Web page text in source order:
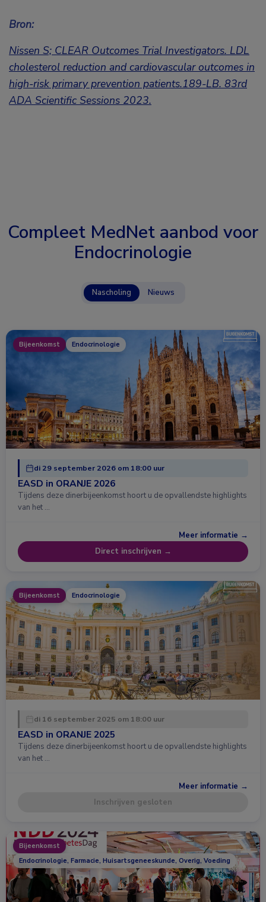
Bron:
Nissen S; CLEAR Outcomes Trial Investigators. LDL
cholesterol reduction and cardiovascular outcomes in
high-risk primary prevention patients.189-LB. 83rd
ADA Scientific Sessions 2023.
Compleet MedNet aanbod voor
Endocrinologie
Nascholing Nieuws
Bijeenkomst Endocrinologie
di 29 september 2026 om 18:00 uur
EASD in ORANJE 2026
Tijdens deze dinerbijeenkomst hoort u de opvallendste highlights
van het …
Meer informatie →
Direct inschrijven →
Bijeenkomst Endocrinologie
di 16 september 2025 om 18:00 uur
EASD in ORANJE 2025
Tijdens deze dinerbijeenkomst hoort u de opvallendste highlights
van het …
Meer informatie →
Inschrijven gesloten
Bijeenkomst
Endocrinologie, Farmacie, Huisartsgeneeskunde, Overig, Voeding